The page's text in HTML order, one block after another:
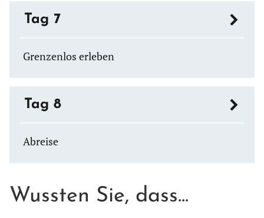
Tag 7
Grenzenlos erleben
Tag 8
Abreise
Wussten Sie, dass...